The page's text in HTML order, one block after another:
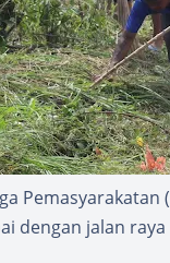
Pemasyarakatan
dengan jalan